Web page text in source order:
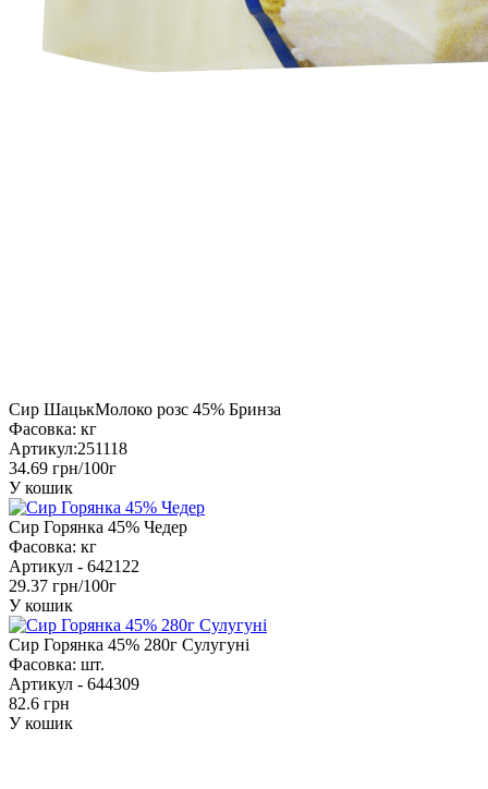
Сир ШацькМолоко розс 45% Бринза
Фасовка: кг
Артикул:251118
34.69 грн/100г
У кошик
Сир Горянка 45% Чедер
Фасовка: кг
Артикул - 642122
29.37 грн/100г
У кошик
Сир Горянка 45% 280г Сулугуні
Фасовка: шт.
Артикул - 644309
82.6 грн
У кошик